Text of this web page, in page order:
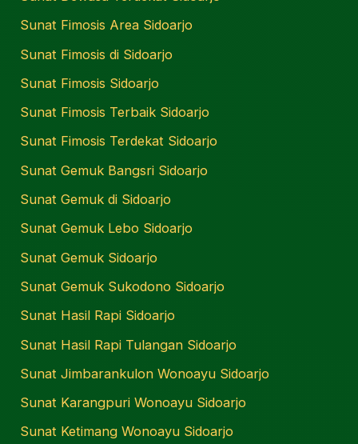
Sunat Fimosis Area Sidoarjo
Sunat Fimosis di Sidoarjo
Sunat Fimosis Sidoarjo
Sunat Fimosis Terbaik Sidoarjo
Sunat Fimosis Terdekat Sidoarjo
Sunat Gemuk Bangsri Sidoarjo
Sunat Gemuk di Sidoarjo
Sunat Gemuk Lebo Sidoarjo
Sunat Gemuk Sidoarjo
Sunat Gemuk Sukodono Sidoarjo
Sunat Hasil Rapi Sidoarjo
Sunat Hasil Rapi Tulangan Sidoarjo
Sunat Jimbarankulon Wonoayu Sidoarjo
Sunat Karangpuri Wonoayu Sidoarjo
Sunat Ketimang Wonoayu Sidoarjo